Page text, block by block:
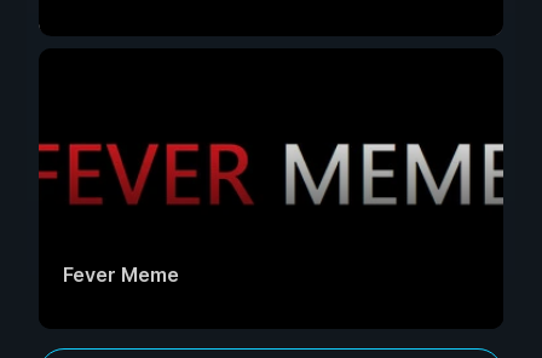
Fever Meme